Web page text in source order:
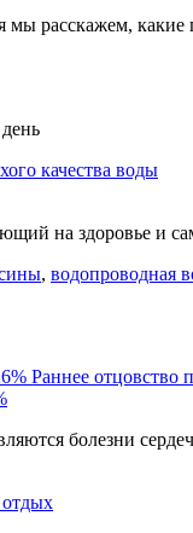
расскажем,
качества воды
на здоровье и
, водопроводная
Раннее отцовство
болезни